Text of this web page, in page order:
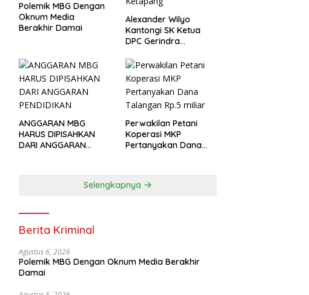
Polemik MBG Dengan
Oknum Media
Berakhir Damai
Alexander Wilyo
Kantongi SK Ketua
DPC Gerindra
ANGGARAN MBG
HARUS DIPISAHKAN
DARI ANGGARAN
Perwakilan Petani
Koperasi MKP
Pertanyakan Dana
Selengkapnya
Berita Kriminal
Agustus 6, 2026
Polemik MBG Dengan Oknum Media Berakhir
Damai